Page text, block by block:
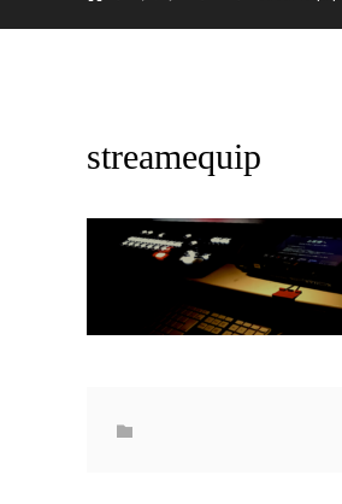
streamequip